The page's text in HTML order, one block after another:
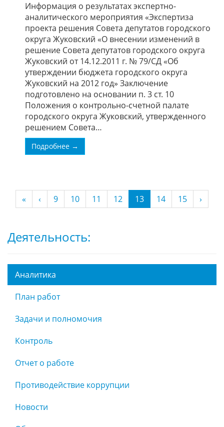
Информация о результатах экспертно-
аналитического мероприятия «Экспертиза
проекта решения Совета депутатов городского
округа Жуковский «О внесении изменений в
решение Совета депутатов городского округа
Жуковский от 14.12.2011 г. № 79/СД «Об
утверждении бюджета городского округа
Жуковский на 2012 год» Заключение
подготовлено на основании п. 3 ст. 10
Положения о контрольно-счетной палате
городского округа Жуковский, утвержденного
решением Совета…
Подробнее →
« ‹ 9 10 11 12 13(current)
14 15 ›
Деятельность:
Аналитика
План работ
Задачи и полномочия
Контроль
Отчет о работе
Противодействие коррупции
Новости